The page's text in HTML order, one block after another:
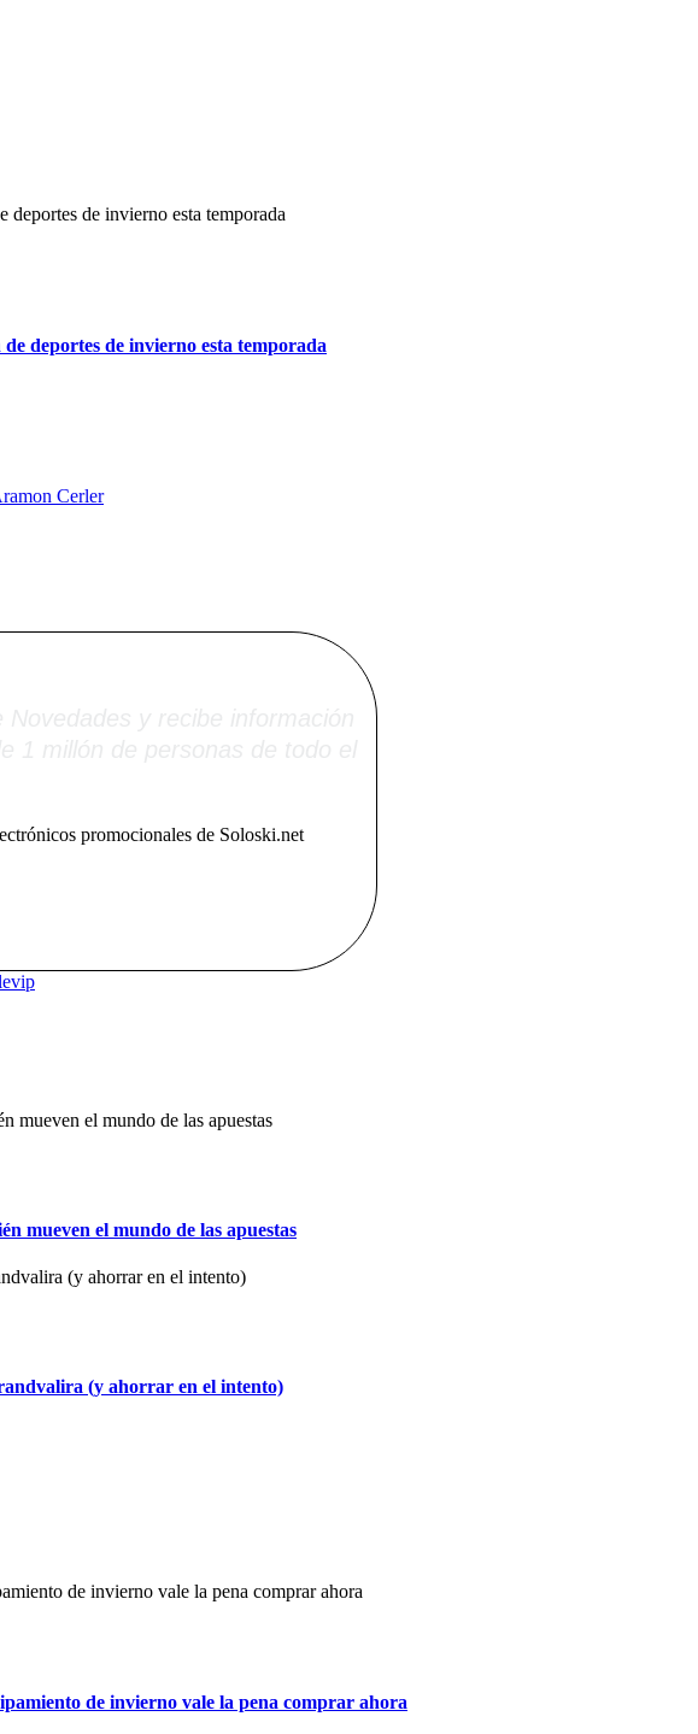
deportes de invierno esta temporada
y recibe información
promocionales de Soloski.net
mueven el mundo de las apuestas
(y ahorrar en el intento)
de invierno vale la pena comprar ahora